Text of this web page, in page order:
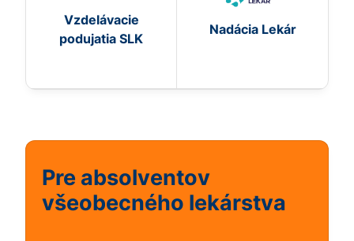
Vzdelávacie
podujatia SLK
Nadácia Lekár
Pre absolventov
všeobecného lekárstva